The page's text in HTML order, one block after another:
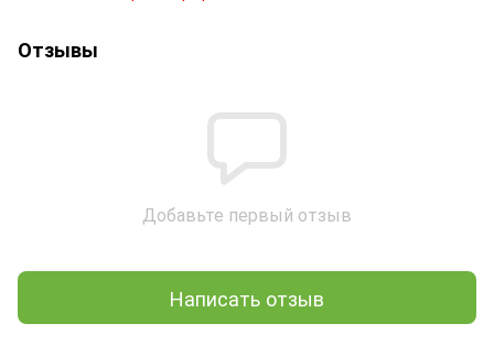
Отзывы
Добавьте первый отзыв
Написать отзыв